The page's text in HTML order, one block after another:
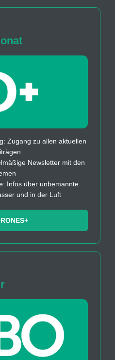
Zugang zu allen aktuellen
Newsletter mit den
Infos über unbemannte
und in der Luft